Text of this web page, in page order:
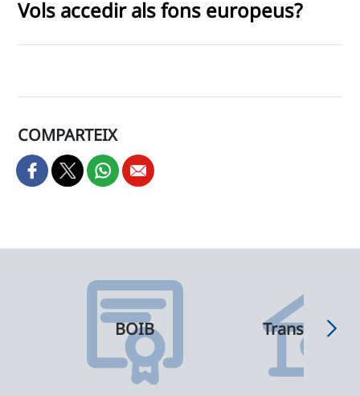
Vols accedir als fons europeus?
COMPARTEIX
BOIB